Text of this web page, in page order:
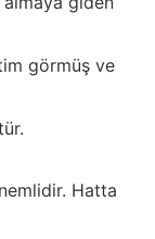
görmüş ve
Hatta